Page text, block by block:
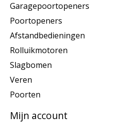
Garagepoortopeners
Poortopeners
Afstandbedieningen
Rolluikmotoren
Slagbomen
Veren
Poorten
Mijn account